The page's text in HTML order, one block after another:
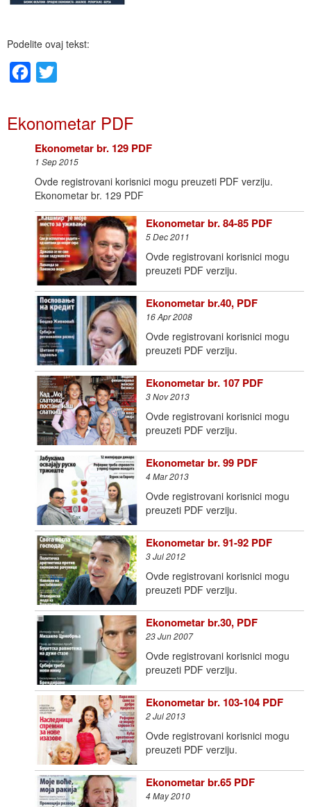
Podelite ovaj tekst:
Facebook
Ekonometar PDF
Ekonometar br. 129 PDF
1 Sep 2015
Ovde registrovani korisnici mogu preuzeti PDF verziju.
Ekonometar br. 129 PDF
Ekonometar br. 84-85 PDF
5 Dec 2011
Ovde registrovani korisnici mogu
preuzeti PDF verziju.
Ekonometar br.40, PDF
16 Apr 2008
Ovde registrovani korisnici mogu
preuzeti PDF verziju.
Ekonometar br. 107 PDF
3 Nov 2013
Ovde registrovani korisnici mogu
preuzeti PDF verziju.
Ekonometar br. 99 PDF
4 Mar 2013
Ovde registrovani korisnici mogu
preuzeti PDF verziju.
Ekonometar br. 91-92 PDF
3 Jul 2012
Ovde registrovani korisnici mogu
preuzeti PDF verziju.
Ekonometar br.30, PDF
23 Jun 2007
Ovde registrovani korisnici mogu
preuzeti PDF verziju.
Ekonometar br. 103-104 PDF
2 Jul 2013
Ovde registrovani korisnici mogu
preuzeti PDF verziju.
Ekonometar br.65 PDF
4 May 2010